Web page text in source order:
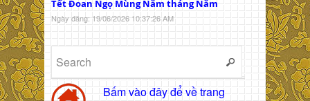
Tết Đoan Ngọ Mùng Năm tháng Năm
Ngày đăng: 19/06/2026 10:37:26 AM
Bấm vào đây để về trang